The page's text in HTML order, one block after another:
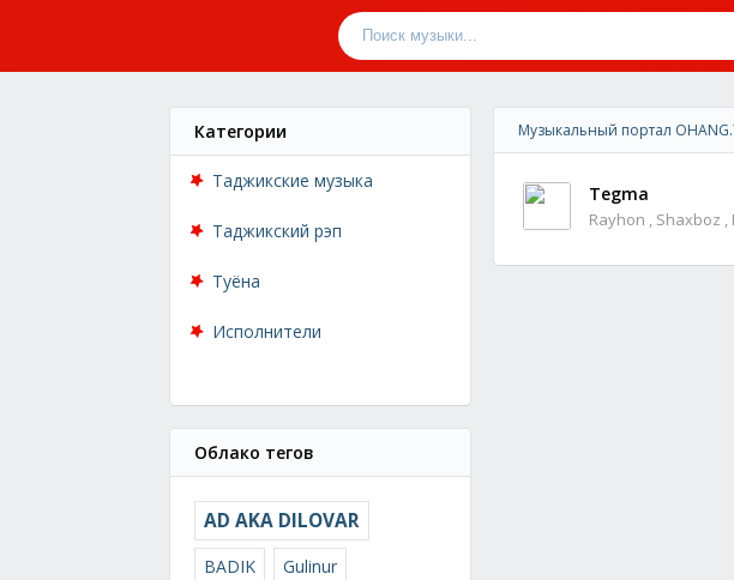
Категории
Таджикские музыка
Таджикский рэп
Туёна
Исполнители
Облако тегов
AD AKA DILOVAR
BADIK Gulinur
Музыкальный портал
Tegma
Rayhon , Shaxboz ,